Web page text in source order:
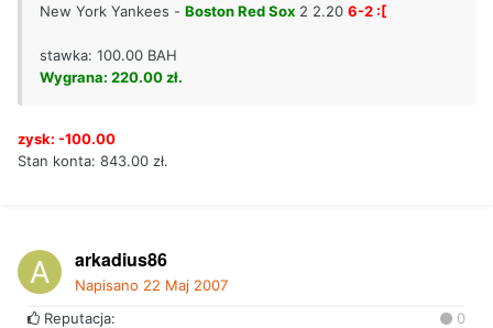
New York Yankees - Boston Red Sox 2 2.20 6-2 :[
stawka: 100.00 BAH
Wygrana: 220.00 zł.
zysk: -100.00
Stan konta: 843.00 zł.
arkadius86
Napisano 22 Maj 2007
Reputacja:
0